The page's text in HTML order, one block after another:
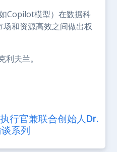
Copilot模型）在数据科
和资源高效之间做出权
夫兰。
行官兼联合创始人Dr.
系列